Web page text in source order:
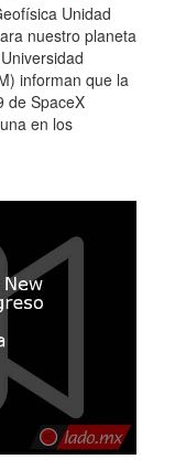
Unidad
nuestro planeta
informan que la
de SpaceX
en los